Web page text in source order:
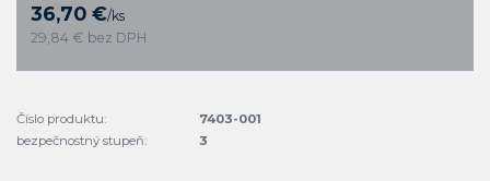
36,70 €/ks
29,84 € bez DPH
Číslo produktu:
7403-001
bezpečnostný stupeň:
3